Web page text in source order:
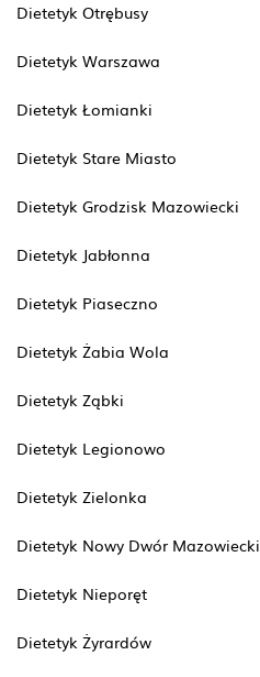
Dietetyk Otrębusy
Dietetyk Warszawa
Dietetyk Łomianki
Dietetyk Stare Miasto
Dietetyk Grodzisk Mazowiecki
Dietetyk Jabłonna
Dietetyk Piaseczno
Dietetyk Żabia Wola
Dietetyk Ząbki
Dietetyk Legionowo
Dietetyk Zielonka
Dietetyk Nowy Dwór Mazowiecki
Dietetyk Nieporęt
Dietetyk Żyrardów